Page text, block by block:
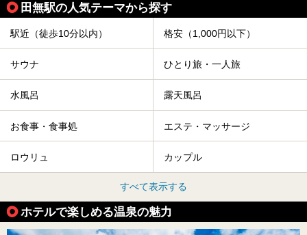
田無駅の人気テーマから探す
駅近（徒歩10分以内） 格安（1,000円以下）
サウナ ひとり旅・一人旅
水風呂 露天風呂
お食事・食事処 エステ・マッサージ
ロウリュ カップル
すべて表示する
ホテルで楽しめる温泉の魅力